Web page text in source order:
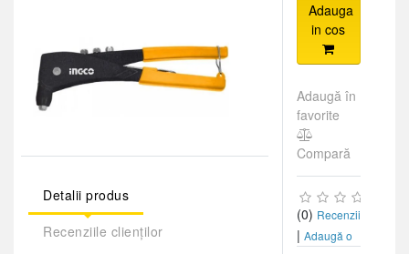
Detalii produs
Recenziile clienților
Adauga
in cos
Adaugă în
favorite
Compară
(0) Recenzii
| Adaugă o